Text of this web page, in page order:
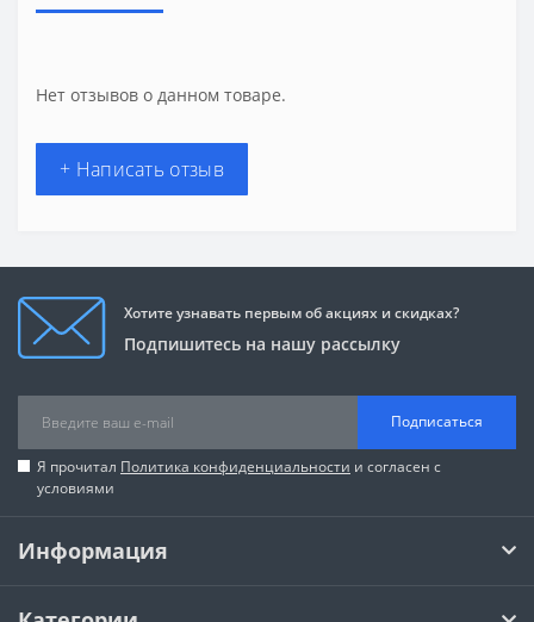
Нет отзывов о данном товаре.
+ Написать отзыв
Хотите узнавать первым об акциях и скидках?
Подпишитесь на нашу рассылку
Подписаться
Я прочитал Политика конфиденциальности и согласен с
условиями
Информация